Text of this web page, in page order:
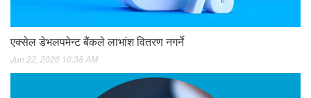
एक्सेल डेभलपमेन्ट बैंकले लाभांश वितरण नगर्ने
Jun 22, 2026 10:38 AM